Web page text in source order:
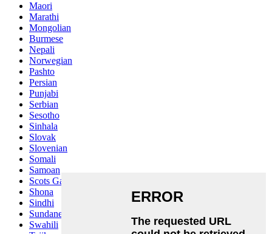
Maori
Marathi
Mongolian
Burmese
Nepali
Norwegian
Pashto
Persian
Punjabi
Serbian
Sesotho
Sinhala
Slovak
Slovenian
Somali
Samoan
Scots Gaelic
Shona
Sindhi
Sundanese
Swahili